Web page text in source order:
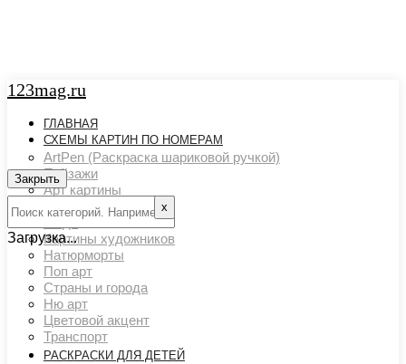
123mag.ru
ГЛАВНАЯ
СХЕМЫ КАРТИН ПО НОМЕРАМ
ArtPen (Раскраска шариковой ручкой)
Пейзажи
Арт картины
Животный мир
Картины художников
Натюрморты
Поп арт
Страны и города
Ню арт
Цветовой акцент
Транспорт
РАСКРАСКИ ДЛЯ ДЕТЕЙ
Закрыть
х
Загрузка...